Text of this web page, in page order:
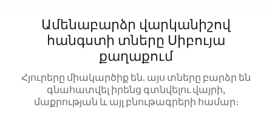
Ամենաբարձր վարկանիշով
հանգստի տները Սիբույա
քաղաքում
Հյուրերը միակարծիք են. այս տները բարձր են
գնահատվել իրենց գտնվելու վայրի,
մաքրության և այլ բնութագրերի համար։